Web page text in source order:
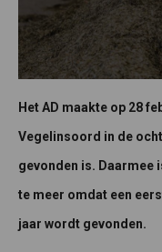
Het AD maakte op 28
Vegelinsoord in de
gevonden is. Daarmee
te meer omdat een
jaar wordt gevonden.